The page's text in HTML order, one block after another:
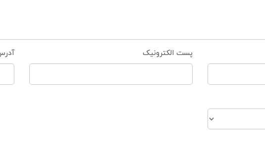
پست الکترونیک